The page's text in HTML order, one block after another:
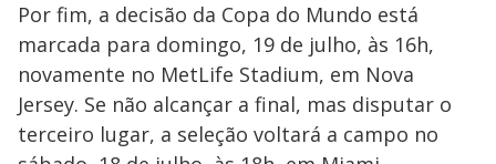
Por fim, a decisão da Copa do Mundo está
marcada para domingo, 19 de julho, às 16h,
novamente no MetLife Stadium, em Nova
Jersey. Se não alcançar a final, mas disputar o
terceiro lugar, a seleção voltará a campo no